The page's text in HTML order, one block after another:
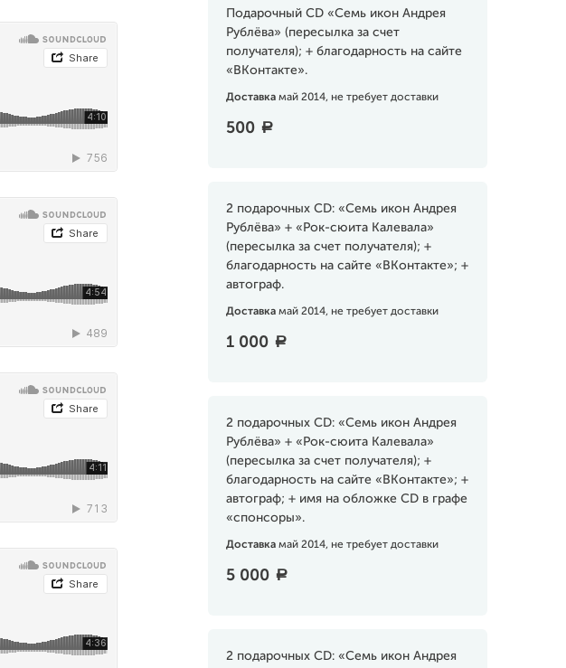
Подарочный CD «Семь икон Андрея
Рублёва» (пересылка за счет
получателя); + благодарность на сайте
«ВКонтакте».
Доставка май 2014, не требует доставки
500 a
2 подарочных CD: «Семь икон Андрея
Рублёва» + «Рок-сюита Калевала»
(пересылка за счет получателя); +
благодарность на сайте «ВКонтакте»; +
автограф.
Доставка май 2014, не требует доставки
1 000 a
2 подарочных CD: «Семь икон Андрея
Рублёва» + «Рок-сюита Калевала»
(пересылка за счет получателя); +
благодарность на сайте «ВКонтакте»; +
автограф; + имя на обложке CD в графе
«спонсоры».
Доставка май 2014, не требует доставки
5 000 a
2 подарочных CD: «Семь икон Андрея